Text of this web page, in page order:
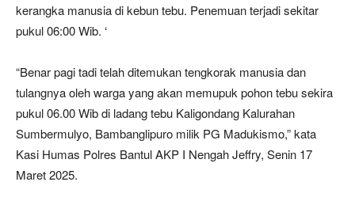
kerangka manusia di kebun tebu. Penemuan terjadi sekitar
pukul 06:00 Wib. ‘
“Benar pagi tadi telah ditemukan tengkorak manusia dan
tulangnya oleh warga yang akan memupuk pohon tebu sekira
pukul 06.00 Wib di ladang tebu Kaligondang Kalurahan
Sumbermulyo, Bambanglipuro milik PG Madukismo,” kata
Kasi Humas Polres Bantul AKP I Nengah Jeffry, Senin 17
Maret 2025.